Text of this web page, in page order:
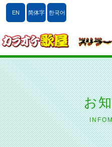
EN 简体字 한국어
お